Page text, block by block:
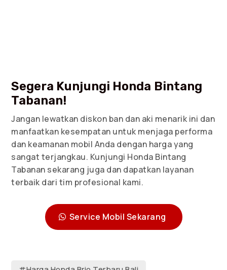
Segera Kunjungi Honda Bintang
Tabanan!
Jangan lewatkan diskon ban dan aki menarik ini dan
manfaatkan kesempatan untuk menjaga performa
dan keamanan mobil Anda dengan harga yang
sangat terjangkau. Kunjungi Honda Bintang
Tabanan sekarang juga dan dapatkan layanan
terbaik dari tim profesional kami.
Service Mobil Sekarang